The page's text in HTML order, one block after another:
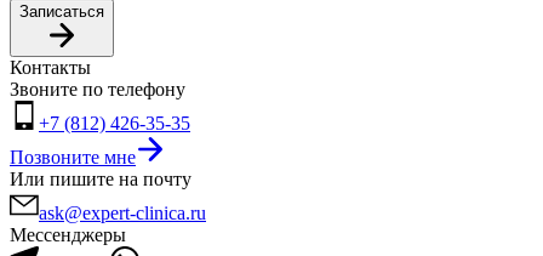
Записаться
Контакты
Звоните по телефону
+7 (812) 426-35-35
Позвоните мне
Или пишите на почту
ask@expert-clinica.ru
Мессенджеры